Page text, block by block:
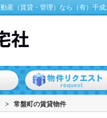
> 常盤町の賃貸物件